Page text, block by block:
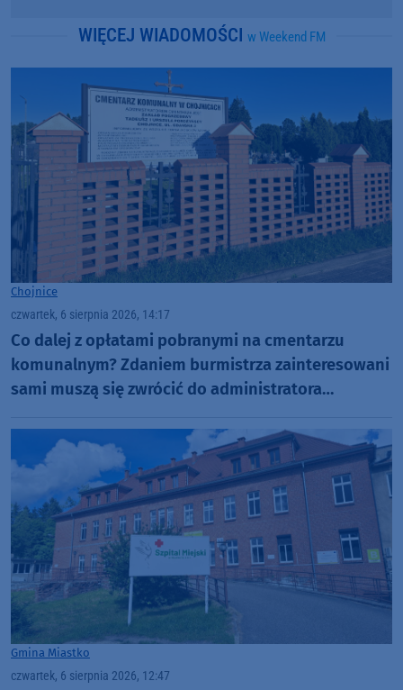
WIĘCEJ WIADOMOŚCI w Weekend FM
Chojnice
czwartek, 6 sierpnia 2026, 14:17
Co dalej z opłatami pobranymi na cmentarzu
komunalnym? Zdaniem burmistrza zainteresowani
sami muszą się zwrócić do administratora
Gmina Miastko
czwartek, 6 sierpnia 2026, 12:47